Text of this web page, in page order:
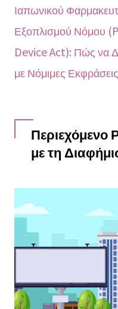
Ιαπωνικού
Εξοπλισμού Νόμου
Device Act): Πώς να
με Νόμιμες Εκφράσεις
Περιεχόμενο
με τη